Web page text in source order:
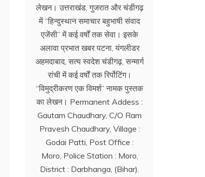
लेखन। उत्तराखंड, गुजरात और चंडीगढ़
में ‘‘हिन्दुस्थान समाचार बहुभाषी संवाद
एजेंसी’’ में कई वर्षों तक सेवा। इसके
अलावा प्रभात खबर पटना, यंगलीडर
अहमदाबाद, सत्य स्वदेश चंडीगढ़, सन्मार्ग
रांची में कई वर्षों तक रिर्पोटिंग।
‘‘विमुद्रीकरण एक विमर्श’’ नामक पुस्तक
का लेखन। Permanent Addess :
Gautam Chaudhary, C/O Ram
Pravesh Chaudhary, Village :
Godai Patti, Post Office :
Moro, Police Station : Moro,
District : Darbhanga, (Bihar).